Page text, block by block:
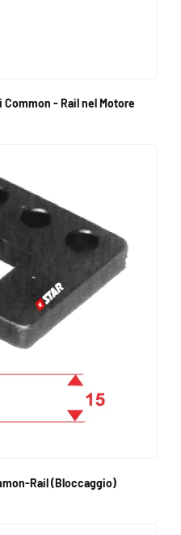
- Rail nel Motore
Rail (Bloccaggio)